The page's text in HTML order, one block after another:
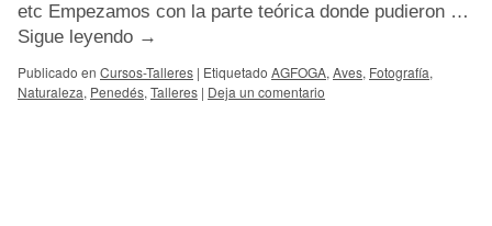
etc Empezamos con la parte teórica donde pudieron …
Sigue leyendo →
Publicado en Cursos-Talleres | Etiquetado AGFOGA, Aves, Fotografía,
Naturaleza, Penedés, Talleres | Deja un comentario